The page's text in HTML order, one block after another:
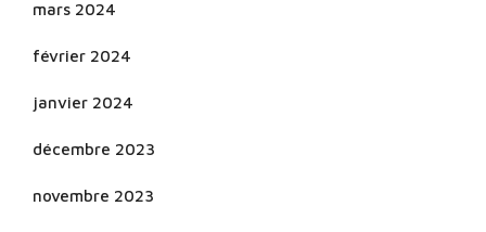
mars 2024
février 2024
janvier 2024
décembre 2023
novembre 2023